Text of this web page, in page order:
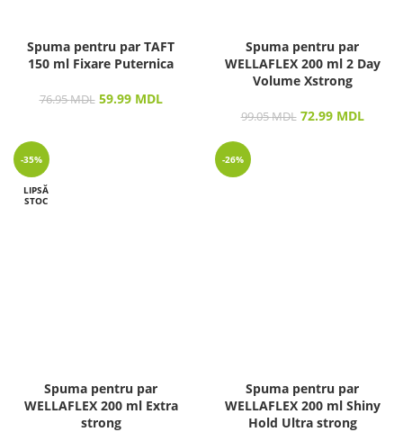
Spuma pentru par TAFT
150 ml Fixare Puternica
76.95MDL 59.99 MDL
Spuma pentru par
WELLAFLEX 200 ml 2 Day
Volume Xstrong
99.05MDL 72.99 MDL
-35%
LIPSĂ
STOC
Spuma pentru par
WELLAFLEX 200 ml Extra
strong
-26%
Spuma pentru par
WELLAFLEX 200 ml Shiny
Hold Ultra strong